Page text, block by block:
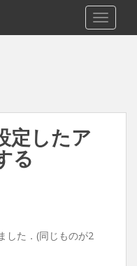
定したア
る
した．(同じものが2